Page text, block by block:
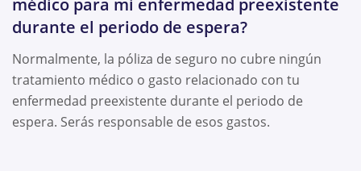
médico para mi enfermedad preexistente
durante el periodo de espera?
Normalmente, la póliza de seguro no cubre ningún
tratamiento médico o gasto relacionado con tu
enfermedad preexistente durante el periodo de
espera. Serás responsable de esos gastos.